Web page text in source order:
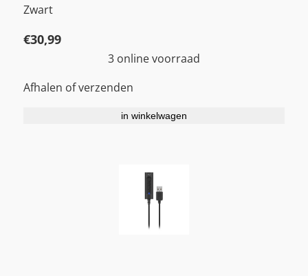
Zwart
€30,99
3 online voorraad
Afhalen of verzenden
in winkelwagen